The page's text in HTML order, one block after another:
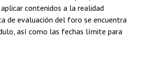
contenidos a la realidad
de evaluación del foro se encuentra
así como las fechas límite para